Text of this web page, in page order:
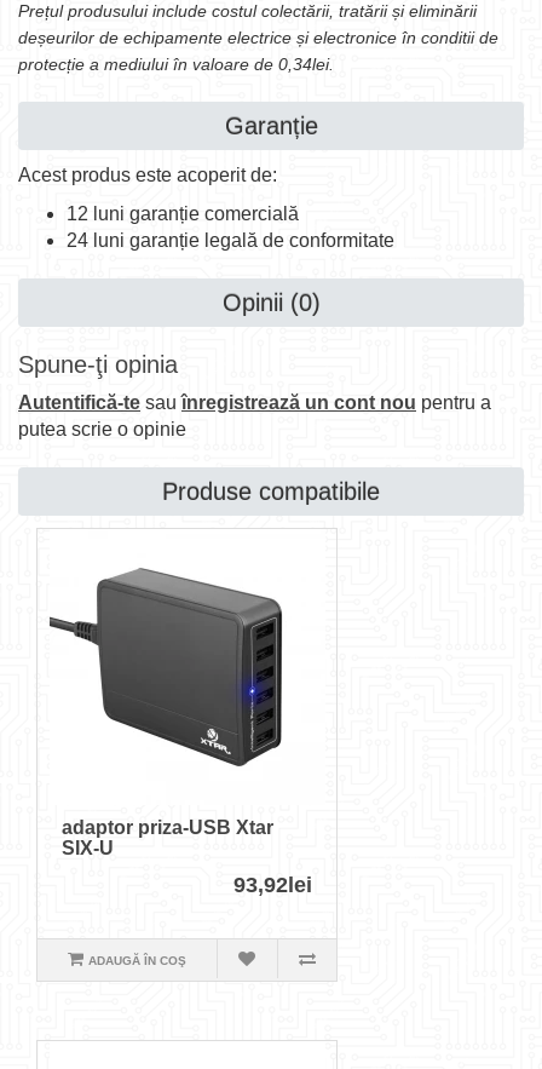
Prețul produsului include costul colectării, tratării și eliminării
deșeurilor de echipamente electrice și electronice în conditii de
protecție a mediului în valoare de 0,34lei.
Garanție
Acest produs este acoperit de:
12 luni garanție comercială
24 luni garanție legală de conformitate
Opinii (0)
Spune-ţi opinia
Autentifică-te sauînregistrează un cont nou pentru a
putea scrie o opinie
Produse compatibile
adaptor priza-USB Xtar
SIX-U
93,92lei
ADAUGĂ ÎN COŞ